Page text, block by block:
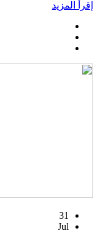
إقرأ المزيد
31
Jul